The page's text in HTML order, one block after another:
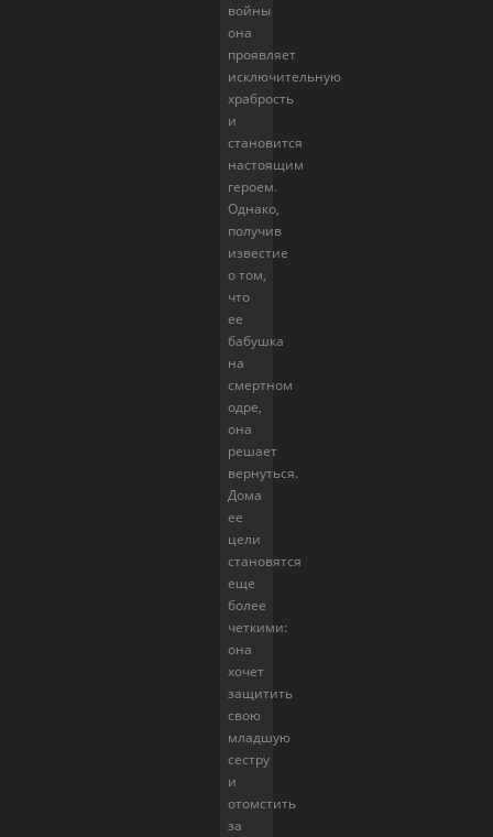
войны
она
проявляет
исключительную
храбрость
и
становится
настоящим
героем.
Однако,
получив
известие
о том,
что
ее
бабушка
на
смертном
одре,
она
решает
вернуться.
Дома
ее
цели
становятся
еще
более
четкими:
она
хочет
защитить
свою
младшую
сестру
и
отомстить
за